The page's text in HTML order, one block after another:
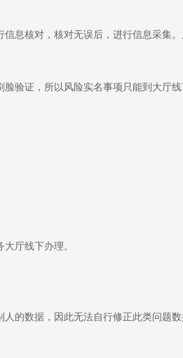
息核对，核对无误后，进行信息采集
验证，所以风险实名事项只能到大厅
厅线下办理。
的数据，因此无法自行修正此类问题